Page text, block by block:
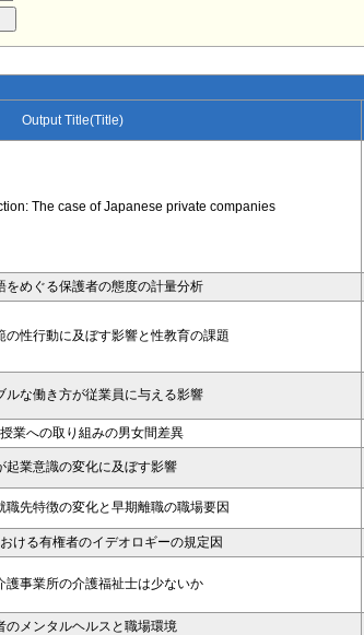
Output Title(Title)
The case of Japanese private companies
をめぐる保護者の態度の計量分析
の性行動に及ぼす影響と性教育の課題
ルな働き方が従業員に与える影響
業への取り組みの男女間差異
起業意識の変化に及ぼす影響
職先特徴の変化と早期離職の職場要因
ける有権者のイデオロギーの規定因
護事業所の介護福祉士は少ないか
のメンタルヘルスと職場環境